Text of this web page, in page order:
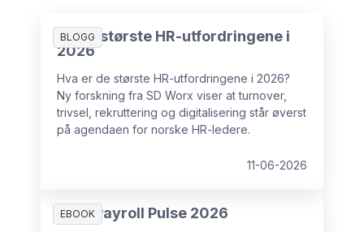
BLOGG
De 10 største HR-utfordringene i
2026
Hva er de største HR-utfordringene i 2026?
Ny forskning fra SD Worx viser at turnover,
trivsel, rekruttering og digitalisering står øverst
på agendaen for norske HR-ledere.
11-06-2026
EBOOK
HR & Payroll Pulse 2026